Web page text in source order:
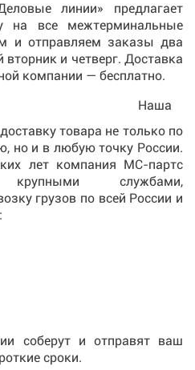
линии» предлагает
на все межтерминальные
и отправляем заказы два
и четверг. Доставка
компании — бесплатно.
Наша
товара не только по
но и в любую точку России.
лет компания МС-партс
службами,
грузов по всей России и
соберут и отправят ваш
сроки.